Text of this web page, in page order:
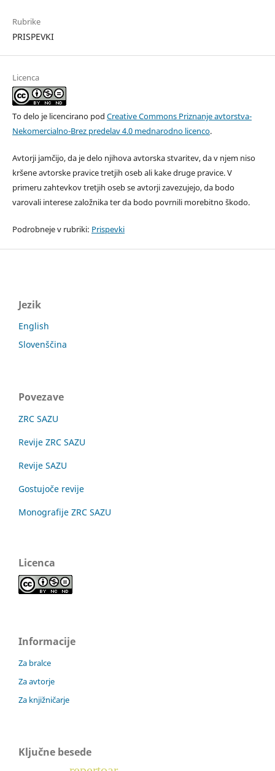
Rubrike
PRISPEVKI
Licenca
To delo je licencirano pod Creative Commons Priznanje avtorstva-
Nekomercialno-Brez predelav 4.0 mednarodno licenco.
Avtorji jamčijo, da je delo njihova avtorska stvaritev, da v njem niso
kršene avtorske pravice tretjih oseb ali kake druge pravice. V
primeru zahtevkov tretjih oseb se avtorji zavezujejo, da bodo
varovali interese založnika ter da bodo povrnili morebitno škodo.
Podrobneje v rubriki: Prispevki
Jezik
English
Slovenščina
Povezave
ZRC SAZU
Revije ZRC SAZU
Revije SAZU
Gostujoče revije
Monografije ZRC SAZU
Licenca
Informacije
Za bralce
Za avtorje
Za knjižničarje
Ključne besede